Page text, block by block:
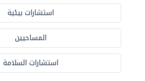
استشارات بيئية
المساحيين
استشارات السلامة